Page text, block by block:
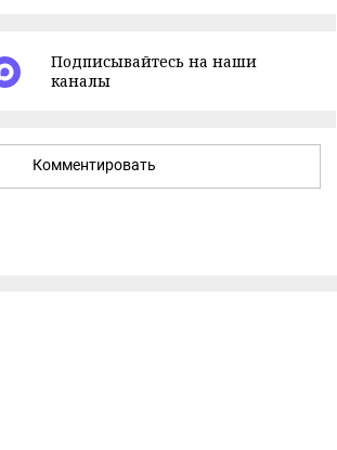
Подписывайтесь на наши
каналы
Комментировать